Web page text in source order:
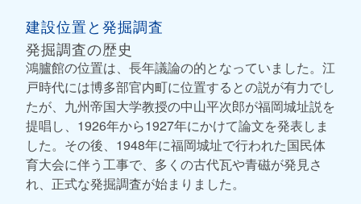
建設位置と発掘調査
発掘調査の歴史
鴻臚館の位置は、長年議論の的となっていました。江
戸時代には博多部官内町に位置するとの説が有力でし
たが、九州帝国大学教授の中山平次郎が福岡城址説を
提唱し、1926年から1927年にかけて論文を発表しま
した。その後、1948年に福岡城址で行われた国民体
育大会に伴う工事で、多くの古代瓦や青磁が発見さ
れ、正式な発掘調査が始まりました。